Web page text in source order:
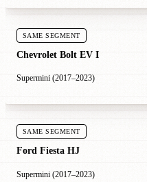
SAME SEGMENT
Chevrolet Bolt EV I
Supermini (2017–2023)
SAME SEGMENT
Ford Fiesta HJ
Supermini (2017–2023)